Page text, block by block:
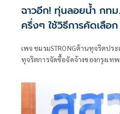
ฉาวอีก! ทุ่นลอยน้ำ กท
ครึ่งๆ ใช้วิธีการคัดเลือ
เพจ ชมรมSTRONGต้านทุจริตปร
ทุจริตการจัดซื้อจัดจ้างของกรุงเท